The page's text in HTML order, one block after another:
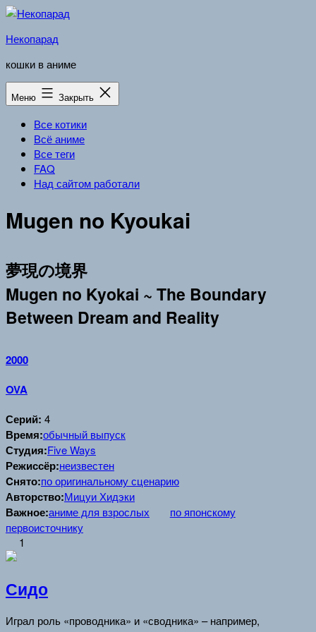
Перейти
содержимому
Некопарад
кошки в аниме
Меню Закрыть
Все котики
Всё аниме
Все теги
FAQ
Над сайтом работали
Mugen no Kyoukai
夢現の境界
Mugen no Kyokai ~ The Boundary
Between Dream and Reality
2000
OVA
Серий: 4
Время:обычный выпуск
Студия:Five Ways
Режиссёр:неизвестен
Cнято:по оригинальному сценарию
Авторство:Мицуи Хидэки
Важное:аниме для взрослых
по японскому
первоисточнику
1
Сидо
Играл роль «проводника» и «сводника» – например,